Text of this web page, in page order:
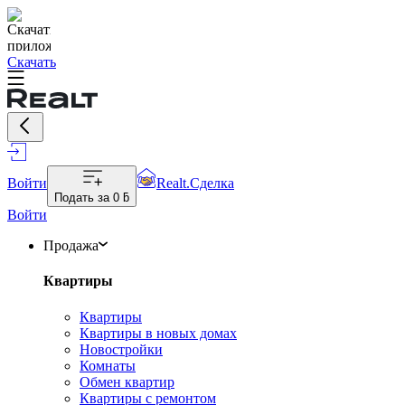
Скачать
Войти
Подать за 0 ƃ
Realt.Сделка
Войти
Продажа
Квартиры
Квартиры
Квартиры в новых домах
Новостройки
Комнаты
Обмен квартир
Квартиры с ремонтом